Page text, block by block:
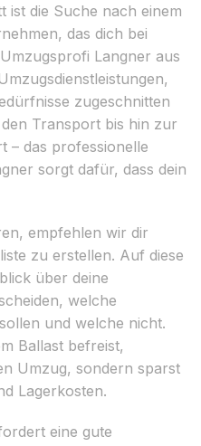
ist die Suche nach einem
das dich bei
Langner aus
zugeschnitten
Transport bis hin zur
– das professionelle
sorgt dafür, dass dein
empfehlen wir dir
zu erstellen. Auf diese
über deine
welche
und welche nicht.
Ballast befreist,
Umzug, sondern sparst
Lagerkosten.
eine gute